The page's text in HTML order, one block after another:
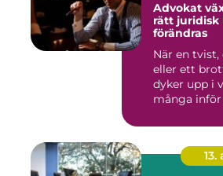
Advokat växjö så
rätt juridisk
förändras
När en tvist,
eller ett
dyker upp i
många inför
13.